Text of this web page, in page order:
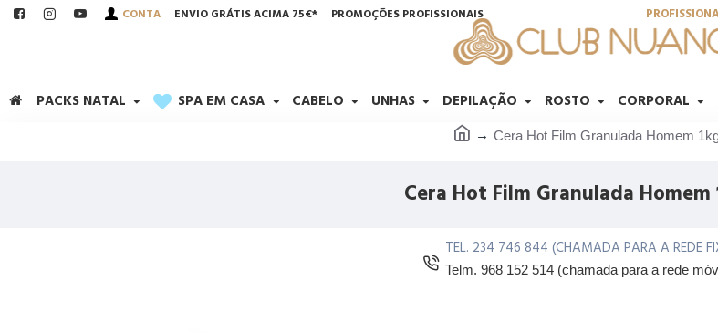
CONTA ENVIO GRÁTIS ACIMA 75€* PROMOÇÕES PROFISSIONAIS
PACKS NATAL SPA EM CASA CABELO UNHAS DEPILAÇÃO ROSTO CORPORAL
Cera Hot Film Granulada Homem
Cera Hot Film Granulada
TEL. 234 746 844 (CHAMADA PARA A REDE
Telm. 968 152 514 (chamada para a rede